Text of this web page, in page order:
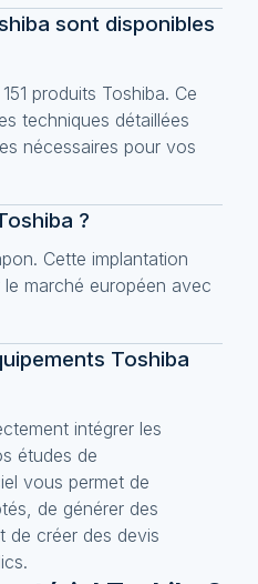
sont disponibles
produits Toshiba. Ce
techniques détaillées
nécessaires pour vos
?
Cette implantation
marché européen avec
Toshiba
intégrer les
études de
vous permet de
de générer des
de créer des devis